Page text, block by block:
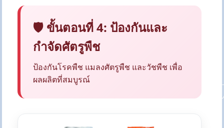
🛡️ ขั้นตอนที่ 4: ป้องกันและ
กำจัดศัตรูพืช
ป้องกันโรคพืช แมลงศัตรูพืช และวัชพืช เพื่อ
ผลผลิตที่สมบูรณ์